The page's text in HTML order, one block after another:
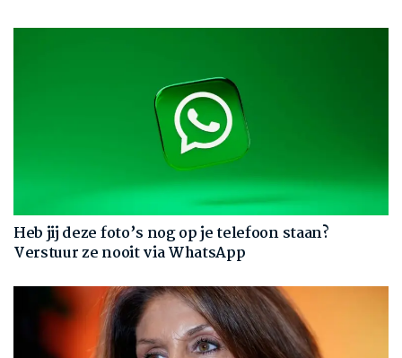
Heb jij deze foto’s nog op je telefoon staan?
Verstuur ze nooit via WhatsApp